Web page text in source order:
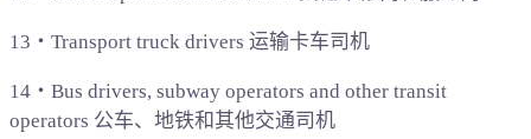
13‧Transport truck drivers 运输卡车司机
14‧Bus drivers, subway operators and other transit
operators 公车、地铁和其他交通司机